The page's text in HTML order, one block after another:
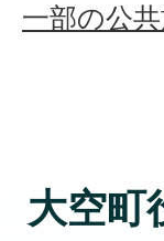
一部の公
大空町